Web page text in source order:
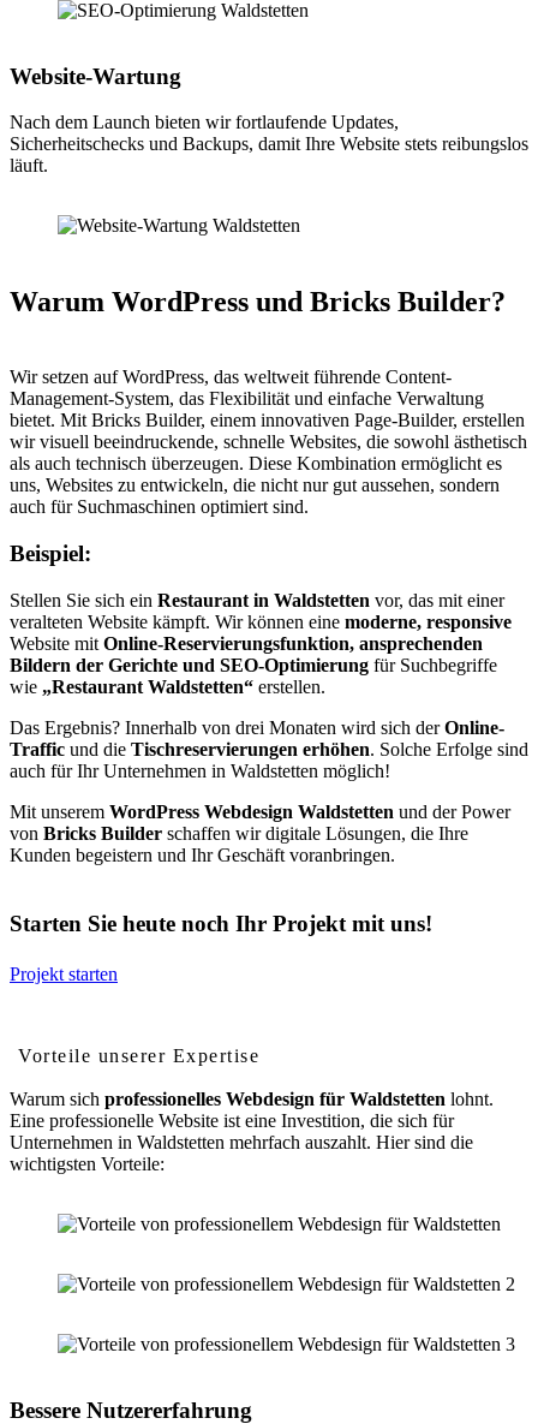
Website-Wartung
Nach dem Launch bieten wir fortlaufende Updates,
Sicherheitschecks und Backups, damit Ihre Website stets reibungslos
läuft.
Warum WordPress und Bricks Builder?
Wir setzen auf WordPress, das weltweit führende Content-
Management-System, das Flexibilität und einfache Verwaltung
bietet. Mit Bricks Builder, einem innovativen Page-Builder, erstellen
wir visuell beeindruckende, schnelle Websites, die sowohl ästhetisch
als auch technisch überzeugen. Diese Kombination ermöglicht es
uns, Websites zu entwickeln, die nicht nur gut aussehen, sondern
auch für Suchmaschinen optimiert sind.
Beispiel:
Stellen Sie sich ein Restaurant in Waldstetten vor, das mit einer
veralteten Website kämpft. Wir können eine moderne, responsive
Website mit Online-Reservierungsfunktion, ansprechenden
Bildern der Gerichte und SEO-Optimierung für Suchbegriffe
wie „Restaurant Waldstetten“ erstellen.
Das Ergebnis? Innerhalb von drei Monaten wird sich derOnline-
Traffic und die Tischreservierungen erhöhen. Solche Erfolge sind
auch für Ihr Unternehmen in Waldstetten möglich!
Mit unserem WordPress Webdesign Waldstetten und der Power
von Bricks Builder schaffen wir digitale Lösungen, die Ihre
Kunden begeistern und Ihr Geschäft voranbringen.
Starten Sie heute noch Ihr Projekt mit uns!
Projekt starten
Vorteile unserer Expertise
Warum sich professionelles Webdesign für Waldstetten lohnt.
Eine professionelle Website ist eine Investition, die sich für
Unternehmen in Waldstetten mehrfach auszahlt. Hier sind die
wichtigsten Vorteile:
Bessere Nutzererfahrung